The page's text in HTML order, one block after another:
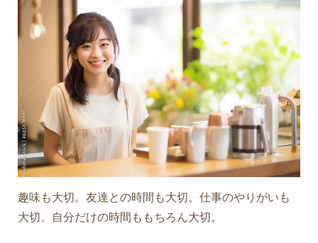
趣味も大切。友達との時間も大切。仕事のやりがいも
大切。自分だけの時間ももちろん大切。